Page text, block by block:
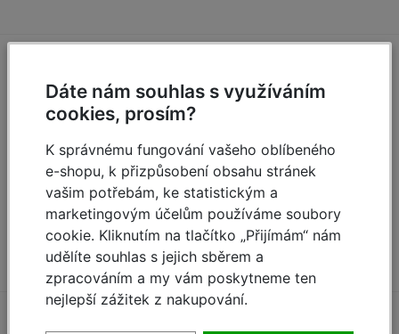
Máte otázky k produktu:
BoardStand k hliníkové fošně?
Zeptejte se.
Zeptat se
Dáte nám souhlas s využíváním
cookies, prosím?
K správnému fungování vašeho oblíbeného
e-shopu, k přizpůsobení obsahu stránek
vašim potřebám, ke statistickým a
marketingovým účelům používáme soubory
cookie. Kliknutím na tlačítko „Přijímám“ nám
udělíte souhlas s jejich sběrem a
zpracováním a my vám poskytneme ten
nejlepší zážitek z nakupování.